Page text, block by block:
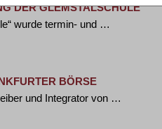
DER GLEMSTALSCHULE
wurde termin- und …
BÖRSE
und Integrator von …